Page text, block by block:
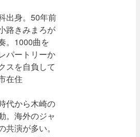
出身。50年前
路きみまろが
。1000曲を
パートリーか
スを自負して
在住
代から木崎の
。海外のジャ
演が多い。